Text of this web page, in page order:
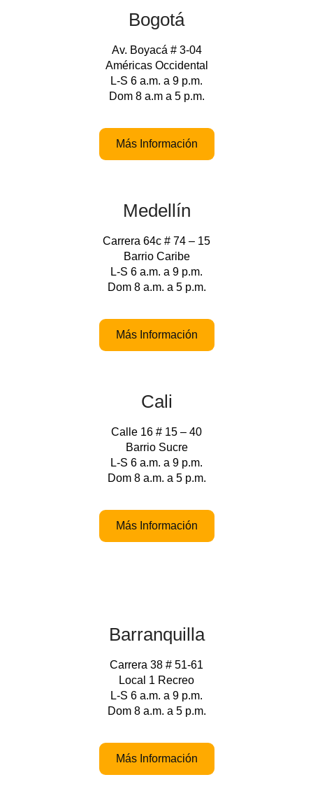
Bogotá
Av. Boyacá # 3-04
Américas Occidental
L-S 6 a.m. a 9 p.m.
Dom 8 a.m a 5 p.m.
Más Información
Medellín
Carrera 64c # 74 – 15
Barrio Caribe
L-S 6 a.m. a 9 p.m.
Dom 8 a.m. a 5 p.m.
Más Información
Cali
Calle 16 # 15 – 40
Barrio Sucre
L-S 6 a.m. a 9 p.m.
Dom 8 a.m. a 5 p.m.
Más Información
Barranquilla
Carrera 38 # 51-61
Local 1 Recreo
L-S 6 a.m. a 9 p.m.
Dom 8 a.m. a 5 p.m.
Más Información